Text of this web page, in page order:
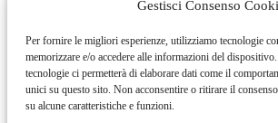
Gestisci Consenso
Per fornire le migliori esperienze, utilizziamo tecnologie
memorizzare e/o accedere alle informazioni del
tecnologie ci permetterà di elaborare dati come il
unici su questo sito. Non acconsentire o ritirare il
su alcune caratteristiche e funzioni.
Toritto (BA) - Viale dei Caduti, 5
+39 080 60 11 91
+39 371 380 9185